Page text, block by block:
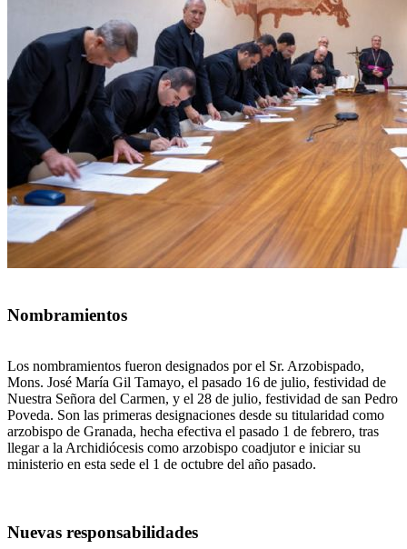
Nombramientos
Los nombramientos fueron designados por el Sr. Arzobispado,
Mons. José María Gil Tamayo, el pasado 16 de julio, festividad de
Nuestra Señora del Carmen, y el 28 de julio, festividad de san Pedro
Poveda. Son las primeras designaciones desde su titularidad como
arzobispo de Granada, hecha efectiva el pasado 1 de febrero, tras
llegar a la Archidiócesis como arzobispo coadjutor e iniciar su
ministerio en esta sede el 1 de octubre del año pasado.
Nuevas responsabilidades